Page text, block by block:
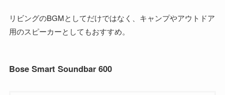
リビングのBGMとしてだけではなく、キャンプやアウトドア
用のスピーカーとしてもおすすめ。
Bose Smart Soundbar 600